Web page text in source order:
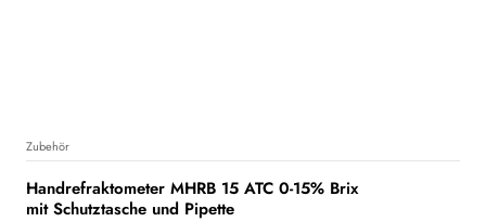
Zubehör
Handrefraktometer MHRB 15 ATC 0-15% Brix
mit Schutztasche und Pipette